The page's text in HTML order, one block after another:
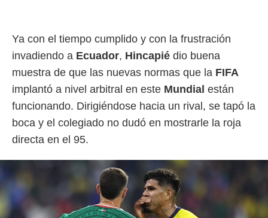
Ya con el tiempo cumplido y con la frustración
invadiendo a Ecuador, Hincapié dio buena
muestra de que las nuevas normas que la FIFA
implantó a nivel arbitral en este Mundial están
funcionando. Dirigiéndose hacia un rival, se tapó la
boca y el colegiado no dudó en mostrarle la roja
directa en el 95.